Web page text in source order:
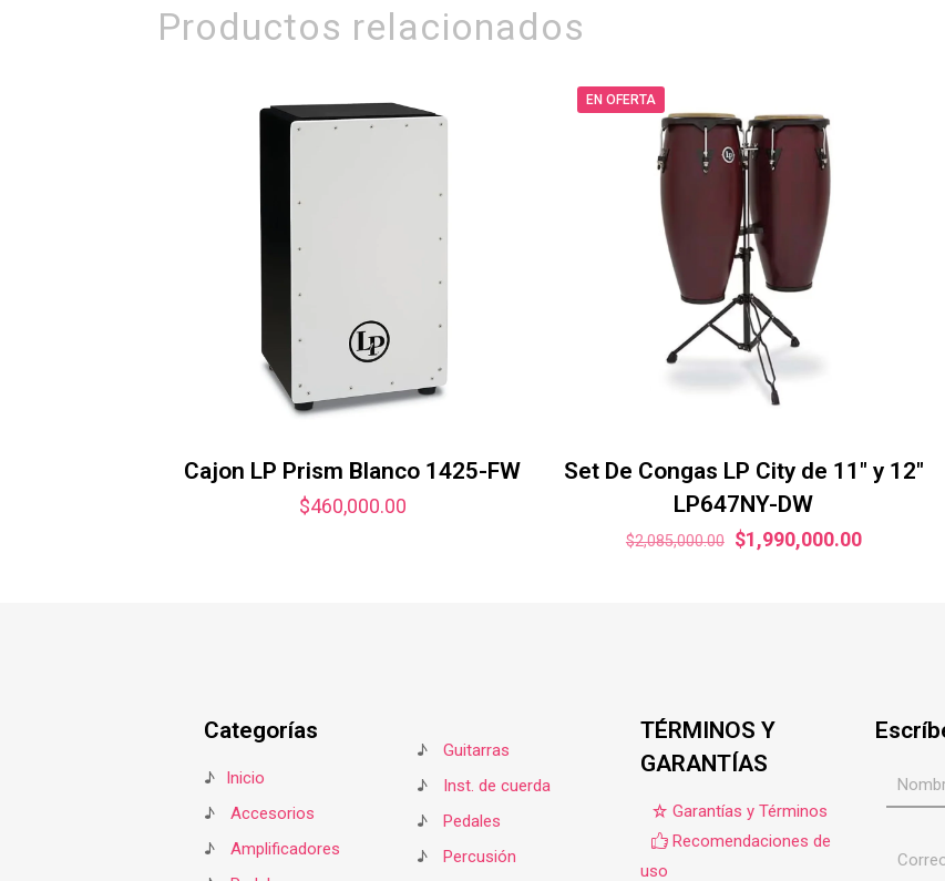
Productos relacionados
Cajon LP Prism Blanco 1425-FW
$460,000.00
EN OFERTA
Set De Congas LP City de 11″ y 12″
LP647NY-DW
$2,085,000.00 El
$1,990,000.00El
Categorías
♪
Inicio
♪
Accesorios
♪
Amplificadores
♪
Guitarras
♪
Inst. de cuerda
♪
Pedales
♪
Percusión
TÉRMINOS Y
GARANTÍAS
Garantías y Términos
Recomendaciones de
uso